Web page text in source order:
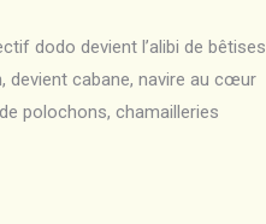
dodo devient l’alibi de bêtises
devient cabane, navire au cœur
polochons, chamailleries